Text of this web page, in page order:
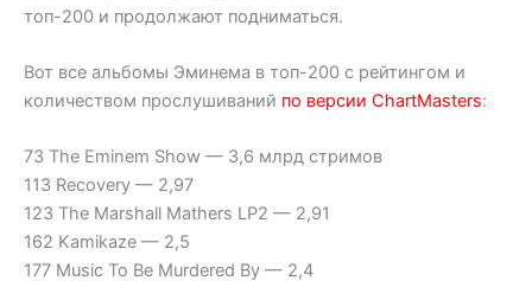
топ-200 и продолжают подниматься.
Вот все альбомы Эминема в топ-200 с рейтингом и
количеством прослушиваний по версии ChartMasters:
73 The Eminem Show — 3,6 млрд стримов
113 Recovery — 2,97
123 The Marshall Mathers LP2 — 2,91
162 Kamikaze — 2,5
177 Music To Be Murdered By — 2,4